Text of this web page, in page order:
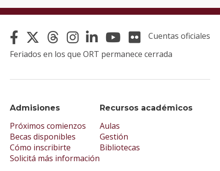
Admisiones
Próximos comienzos
Becas disponibles
Cómo inscribirte
Solicitá más información
Recursos académicos
Aulas
Gestión
Bibliotecas
Cuentas oficiales
Feriados en los que ORT permanece cerrada